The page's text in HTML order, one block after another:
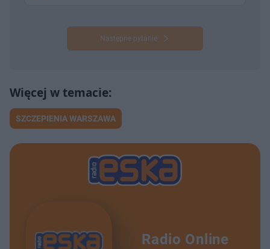
Następne pytanie
SZCZEPIENIA WARSZAWA
Radio Online